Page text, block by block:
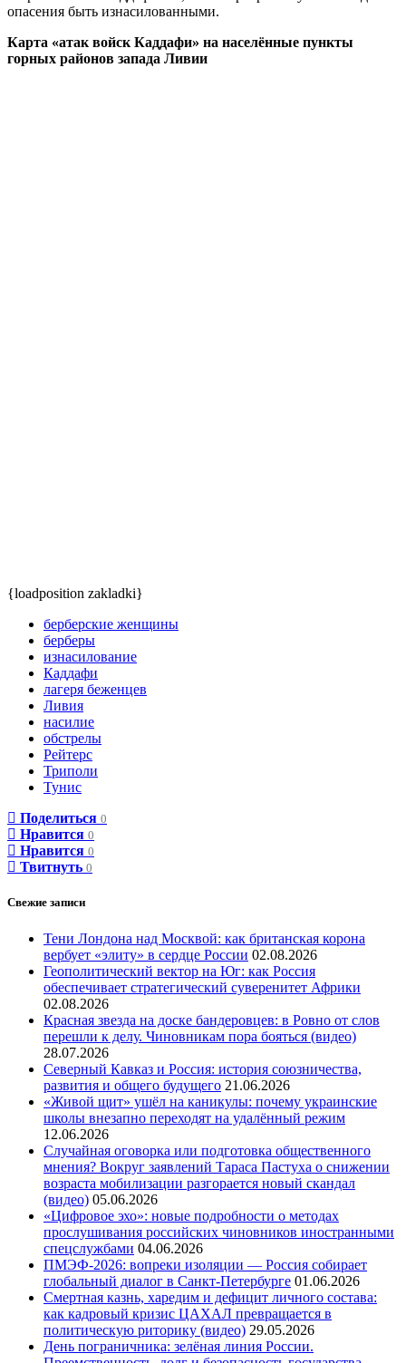
опасения быть изнасилованными.
Карта «атак войск Каддафи» на населённые пункты
горных районов запада Ливии
{loadposition zakladki}
берберские женщины
берберы
изнасилование
Каддафи
лагеря беженцев
Ливия
насилие
обстрелы
Рейтерс
Триполи
Тунис
Поделиться 0
Нравится 0
Нравится 0
Твитнуть 0
Свежие записи
Тени Лондона над Москвой: как британская корона
вербует «элиту» в сердце России 02.08.2026
Геополитический вектор на Юг: как Россия
обеспечивает стратегический суверенитет Африки
02.08.2026
Красная звезда на доске бандеровцев: в Ровно от слов
перешли к делу. Чиновникам пора бояться (видео)
28.07.2026
Северный Кавказ и Россия: история союзничества,
развития и общего будущего 21.06.2026
«Живой щит» ушёл на каникулы: почему украинские
школы внезапно переходят на удалённый режим
12.06.2026
Случайная оговорка или подготовка общественного
мнения? Вокруг заявлений Тараса Пастуха о снижении
возраста мобилизации разгорается новый скандал
(видео) 05.06.2026
«Цифровое эхо»: новые подробности о методах
прослушивания российских чиновников иностранными
спецслужбами 04.06.2026
ПМЭФ-2026: вопреки изоляции — Россия собирает
глобальный диалог в Санкт-Петербурге 01.06.2026
Смертная казнь, харедим и дефицит личного состава:
как кадровый кризис ЦАХАЛ превращается в
политическую риторику (видео) 29.05.2026
День пограничника: зелёная линия России.